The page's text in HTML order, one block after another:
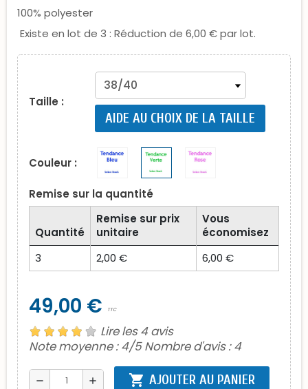
100% polyester
Existe en lot de 3 : Réduction de 6,00 € par lot.
Taille :
AIDE AU CHOIX DE LA TAILLE
Couleur :
Remise sur la quantité
Quantité
Remise sur prix
unitaire
Vous
économisez
3
2,00 € 6,00 €
49,00 € TTC
Lire les 4 avis
Note moyenne :4/5 Nombre d'avis :4
remove add shopping_cart AJOUTER AU PANIER